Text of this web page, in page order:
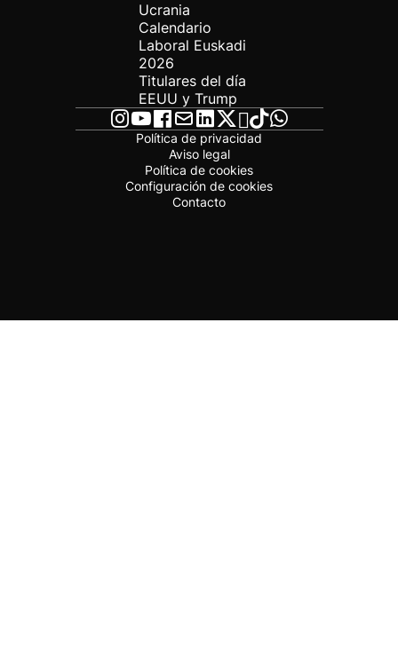
Ucrania
Calendario
Laboral Euskadi
2026
Titulares del día
EEUU y Trump
Política de privacidad
Aviso legal
Política de cookies
Configuración de cookies
Contacto